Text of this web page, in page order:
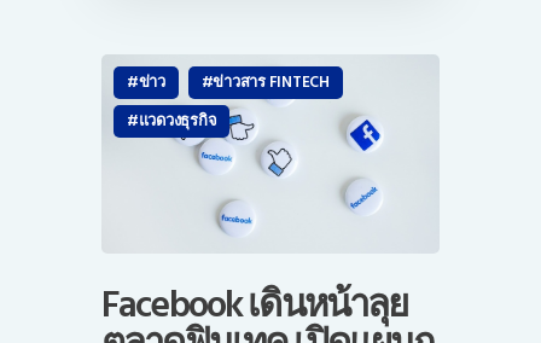
ข่าว
ข่าวสาร FINTECH
แวดวงธุรกิจ
Facebook เดินหน้าลุย